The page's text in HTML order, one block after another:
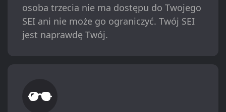
osoba trzecia nie ma dostępu do Twojego
SEI ani nie może go ograniczyć. Twój SEI
jest naprawdę Twój.